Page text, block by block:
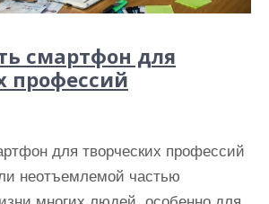
смартфон для
профессий
для творческих профессий
неотъемлемой частью